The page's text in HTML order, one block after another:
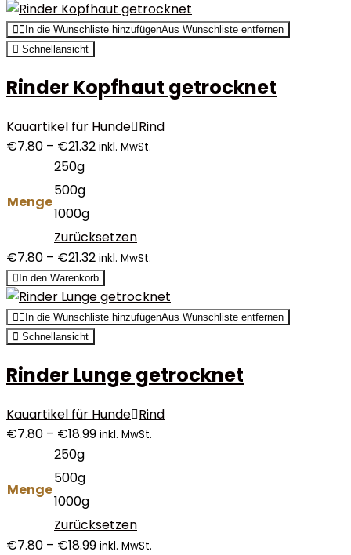
In die Wunschliste hinzufügenAus Wunschliste entfernen
Schnellansicht
Rinder Kopfhaut getrocknet
Kauartikel für Hunde Rind
€7.80 – €21.32 inkl. MwSt.
Menge
250g
500g
1000g
Zurücksetzen
€7.80 – €21.32 inkl. MwSt.
In den Warenkorb
In die Wunschliste hinzufügenAus Wunschliste entfernen
Schnellansicht
Rinder Lunge getrocknet
Kauartikel für Hunde Rind
€7.80 – €18.99 inkl. MwSt.
Menge
250g
500g
1000g
Zurücksetzen
€7.80 – €18.99 inkl. MwSt.